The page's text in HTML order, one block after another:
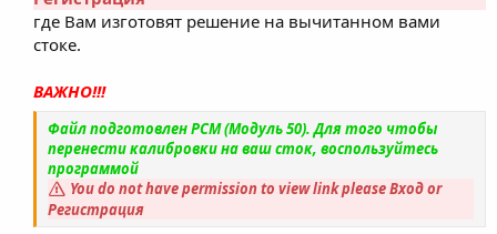
где Вам изготовят решение на вычитанном вами
стоке.
ВАЖНО!!!
Файл подготовлен PCM (Модуль 50). Для того чтобы
перенести калибровки на ваш сток, воспользуйтесь
программой
You do not have permission to view link pleaseВходor
Регистрация